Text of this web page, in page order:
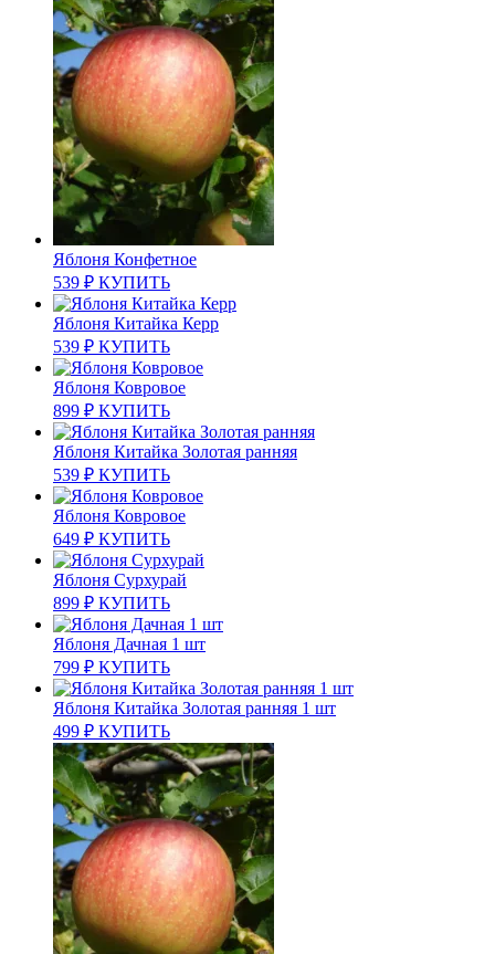
Яблоня Конфетное
539 ₽ КУПИТЬ
Яблоня Китайка Керр
539 ₽ КУПИТЬ
Яблоня Ковровое
899 ₽ КУПИТЬ
Яблоня Китайка Золотая ранняя
539 ₽ КУПИТЬ
Яблоня Ковровое
649 ₽ КУПИТЬ
Яблоня Сурхурай
899 ₽ КУПИТЬ
Яблоня Дачная 1 шт
799 ₽ КУПИТЬ
Яблоня Китайка Золотая ранняя 1 шт
499 ₽ КУПИТЬ